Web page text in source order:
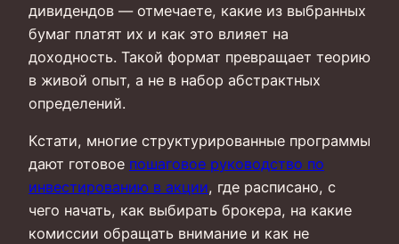
дивидендов — отмечаете, какие из выбранных
бумаг платят их и как это влияет на
доходность. Такой формат превращает теорию
в живой опыт, а не в набор абстрактных
определений.
Кстати, многие структурированные программы
дают готовое пошаговое руководство по
инвестированию в акции, где расписано, с
чего начать, как выбирать брокера, на какие
комиссии обращать внимание и как не